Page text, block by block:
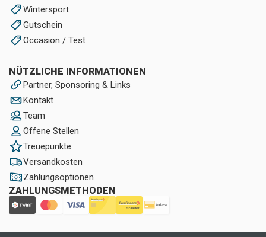
Wintersport
Gutschein
Occasion / Test
NÜTZLICHE INFORMATIONEN
Partner, Sponsoring & Links
Kontakt
Team
Offene Stellen
Treuepunkte
Versandkosten
Zahlungsoptionen
ZAHLUNGSMETHODEN